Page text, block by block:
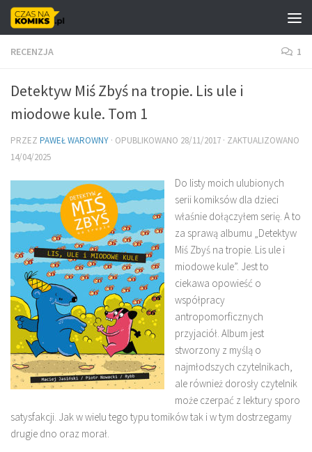
Skip to content
RECENZJA 1
Detektyw Miś Zbyś na tropie. Lis ule i
miodowe kule. Tom 1
PRZEZ PAWEŁ WAROWNY · OPUBLIKOWANO 28/11/2017 · ZAKTUALIZOWANO
14/04/2025
Do listy moich ulubionych
serii komiksów dla dzieci
właśnie dołączyłem serię. A to
za sprawą albumu „Detektyw
Miś Zbyś na tropie. Lis ule i
miodowe kule”. Jest to
ciekawa opowieść o
współpracy
antropomorficznych
przyjaciół. Album jest
stworzony z myślą o
najmłodszych czytelnikach,
ale również dorosły czytelnik
może czerpać z lektury sporo
satysfakcji. Jak w wielu tego typu tomików tak i w tym dostrzegamy
drugie dno oraz morał.